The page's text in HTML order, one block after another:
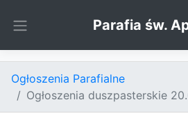
Parafia św.
Ogłoszenia Parafialne
Ogłoszenia duszpasterskie